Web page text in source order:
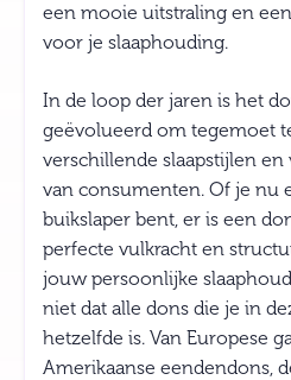
een mooie uitstraling en
voor je slaaphouding.
In de loop der jaren is het
geëvolueerd om tegemoet
verschillende slaapstijlen
van consumenten. Of je nu
buikslaper bent, er is een
perfecte vulkracht en
jouw persoonlijke
niet dat alle dons die je in
hetzelfde is. Van Europese
Amerikaanse eendendons,